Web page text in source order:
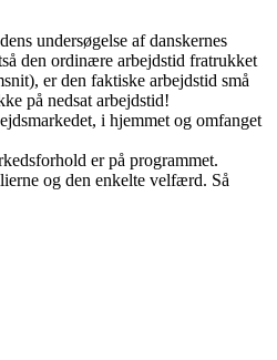
undersøgelse af danskernes
den ordinære arbejdstid fratrukket
er den faktiske arbejdstid små
på nedsat arbejdstid!
i hjemmet og omfanget
er på programmet.
og den enkelte velfærd. Så